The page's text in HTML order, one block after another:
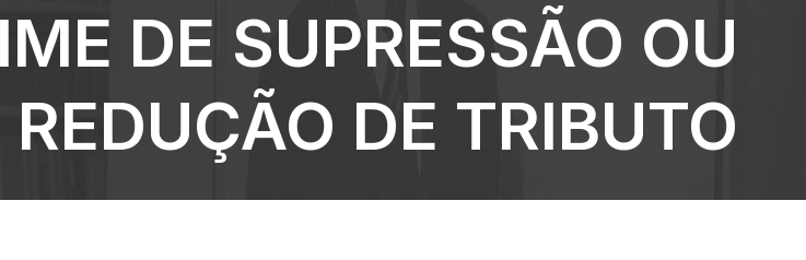
DE SUPRESSÃO OU
REDUÇÃO DE TRIBUTO